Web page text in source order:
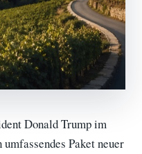
Donald Trump im
Paket neuer